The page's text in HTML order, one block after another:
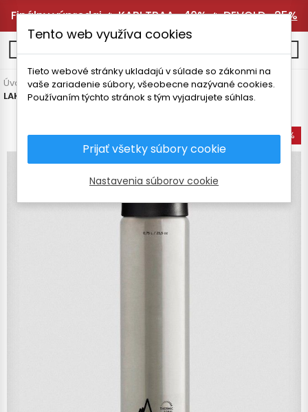
Finálny výpredaj 🔥KARI TRAA -40%🔥DEVOLD -25%
Úvodná stránka Vybavenie Termosky a fľaše
Termosky
LAKEN CLASSIC THERMO NEREZOVÁ FĽAŠA 750 ml
-35%
Tento web využíva cookies
Tieto webové stránky ukladajú v súlade so zákonmi na
vaše zariadenie súbory, všeobecne nazývané cookies.
Používaním týchto stránok s tým vyjadrujete súhlas.
Prijať všetky súbory cookie
Nastavenia súborov cookie